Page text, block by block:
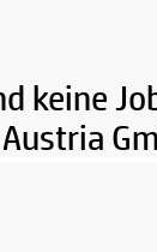
keine